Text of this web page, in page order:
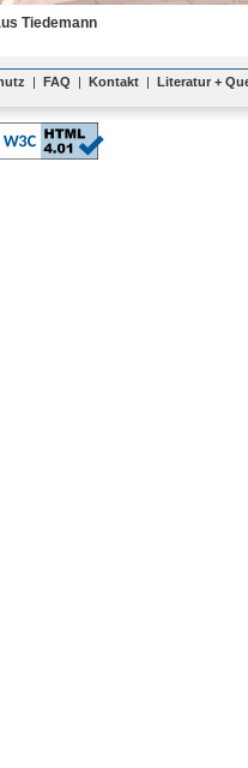
Tiedemann
| FAQ | Kontakt | Literatur +